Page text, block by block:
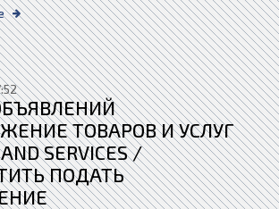
ТОВАРОВ И УСЛУГ
SERVICES /
ПОДАТЬ